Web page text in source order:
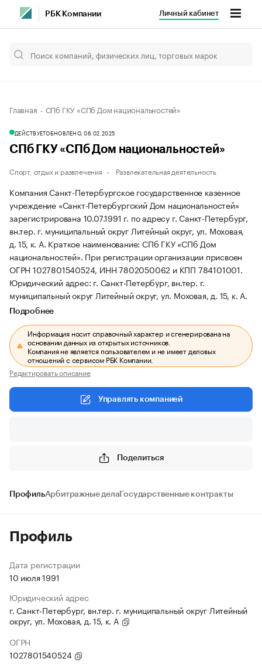
РБК Компании Личный кабинет
Главная СПб ГКУ «СПб Дом национальностей»
ДЕЙСТВУЕТОБНОВЛЕНО, 06.02.2025
СПб ГКУ «СПб Дом национальностей»
Спорт, отдых и развлечения Развлекательная деятельность
Компания Санкт-Петербургское государственное казенное
учреждение «Санкт-Петербургский Дом национальностей»
зарегистрирована 10.07.1991 г. по адресу г. Санкт-Петербург,
вн.тер. г. муниципальный округ Литейный округ, ул. Моховая,
д. 15, к. А. Краткое наименование: СПб ГКУ «СПб Дом
национальностей». При регистрации организации присвоен
ОГРН 1027801540524, ИНН 7802050062 и КПП 784101001.
Юридический адрес: г. Санкт-Петербург, вн.тер. г.
муниципальный округ Литейный округ, ул. Моховая, д. 15, к. А.
Подробнее
Информация носит справочный характер и сгенерирована на
основании данных из открытых источников.
Компания не является пользователем и не имеет деловых
отношений с сервисом РБК Компании.
Редактировать описание
Управлять компанией
Поделиться
ПрофильАрбитражные дела Государственные контракты
Профиль
Дата регистрации
10 июля 1991
Юридический адрес
г. Санкт-Петербург, вн.тер. г. муниципальный округ Литейный
округ, ул. Моховая, д. 15, к. А
ОГРН
1027801540524